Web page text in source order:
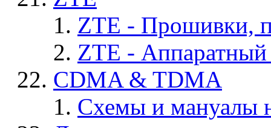
ZTE - Прошивки,
ZTE -
CDMA & TDMA
Схемы и мануалы